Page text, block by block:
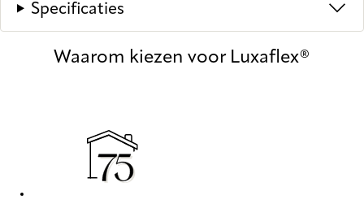
Specificaties
Waarom kiezen voor Luxaflex®